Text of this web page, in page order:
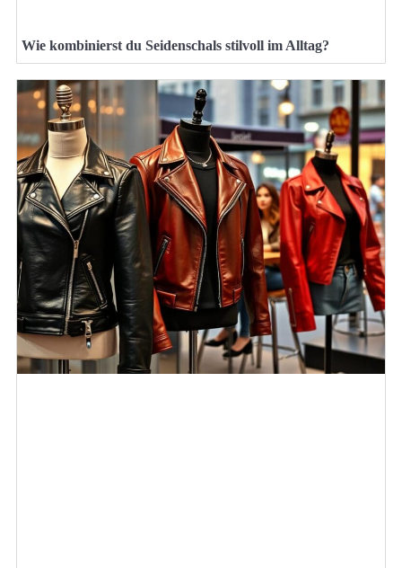
Wie kombinierst du Seidenschals stilvoll im Alltag?